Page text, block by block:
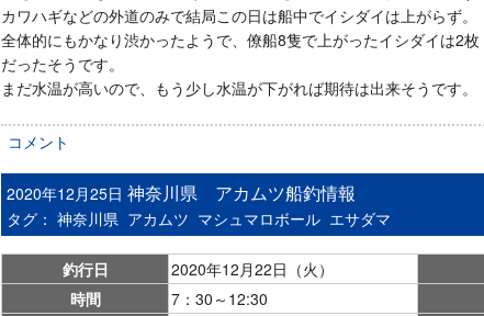
カワハギなどの外道のみで結局この日は船中でイシダイは上がらず。
全体的にもかなり渋かったようで、僚船8隻で上がったイシダイは2枚
だったそうです。
まだ水温が高いので、もう少し水温が下がれば期待は出来そうです。
コメント
2020年12月25日 神奈川県 アカムツ船釣情報
タグ： 神奈川県 アカムツ マシュマロボール エサダマ
釣行日 2020年12月22日（火）
時間
7：30～12:30